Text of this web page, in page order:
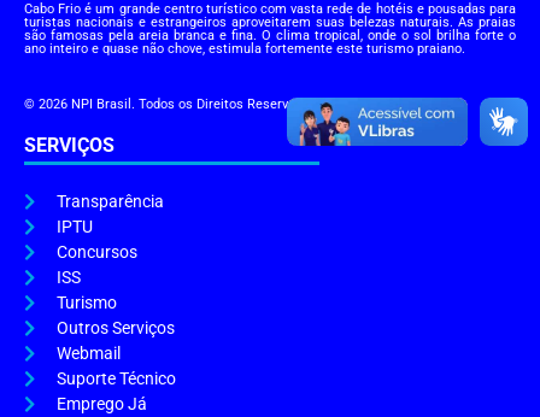
Cabo Frio é um grande centro turístico com vasta rede de hotéis e pousadas para
turistas nacionais e estrangeiros aproveitarem suas belezas naturais. As praias
são famosas pela areia branca e fina. O clima tropical, onde o sol brilha forte o
ano inteiro e quase não chove, estimula fortemente este turismo praiano.
© 2026 NPI Brasil. Todos os Direitos Reservados.
SERVIÇOS
Transparência
IPTU
Concursos
ISS
Turismo
Outros Serviços
Webmail
Suporte Técnico
Emprego Já